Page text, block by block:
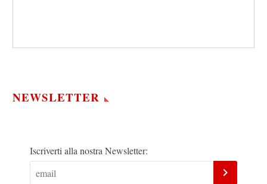
NEWSLETTER
Iscriverti alla nostra Newsletter: